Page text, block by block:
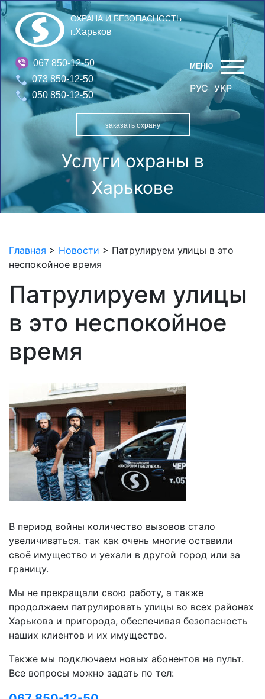
ОХРАНА И БЕЗОПАСНОСТЬ
г.Харьков
067 850-12-50
073 850-12-50
050 850-12-50
МЕНЮ
РУС УКР
заказать охрану
Услуги охраны в
Харькове
Главная > Новости > Патрулируем улицы в это
неспокойное время
Патрулируем улицы
в это неспокойное
время
В период войны количество вызовов стало
увеличиваться. так как очень многие оставили
своё имущество и уехали в другой город или за
границу.
Мы не прекращали свою работу, а также
продолжаем патрулировать улицы во всех районах
Харькова и пригорода, обеспечивая безопасность
наших клиентов и их имущество.
Также мы подключаем новых абонентов на пульт.
Все вопросы можно задать по тел: